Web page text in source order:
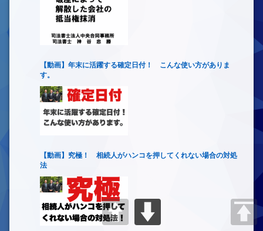
【動画】年末に活躍する確定日付！ こんな使い方がありま
す。
【動画】究極！ 相続人がハンコを押してくれない場合の対処
法